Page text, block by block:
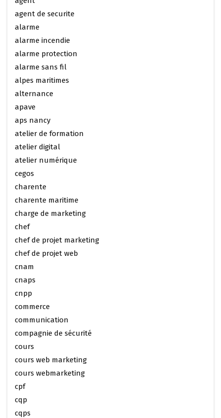
agent de securite
alarme
alarme incendie
alarme protection
alarme sans fil
alpes maritimes
alternance
apave
aps nancy
atelier de formation
atelier digital
atelier numérique
cegos
charente
charente maritime
charge de marketing
chef
chef de projet marketing
chef de projet web
cnam
cnaps
cnpp
commerce
communication
compagnie de sécurité
cours
cours web marketing
cours webmarketing
cpf
cqp
cqps